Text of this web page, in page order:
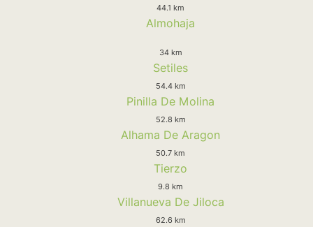
44.1 km
Almohaja
34 km
Setiles
54.4 km
Pinilla De Molina
52.8 km
Alhama De Aragon
50.7 km
Tierzo
9.8 km
Villanueva De Jiloca
62.6 km